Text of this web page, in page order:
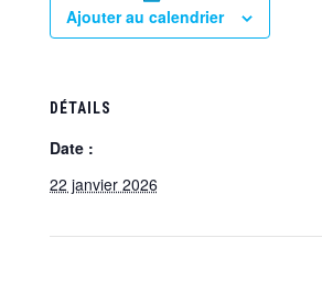
Ajouter au calendrier
DÉTAILS
Date :
22 janvier 2026